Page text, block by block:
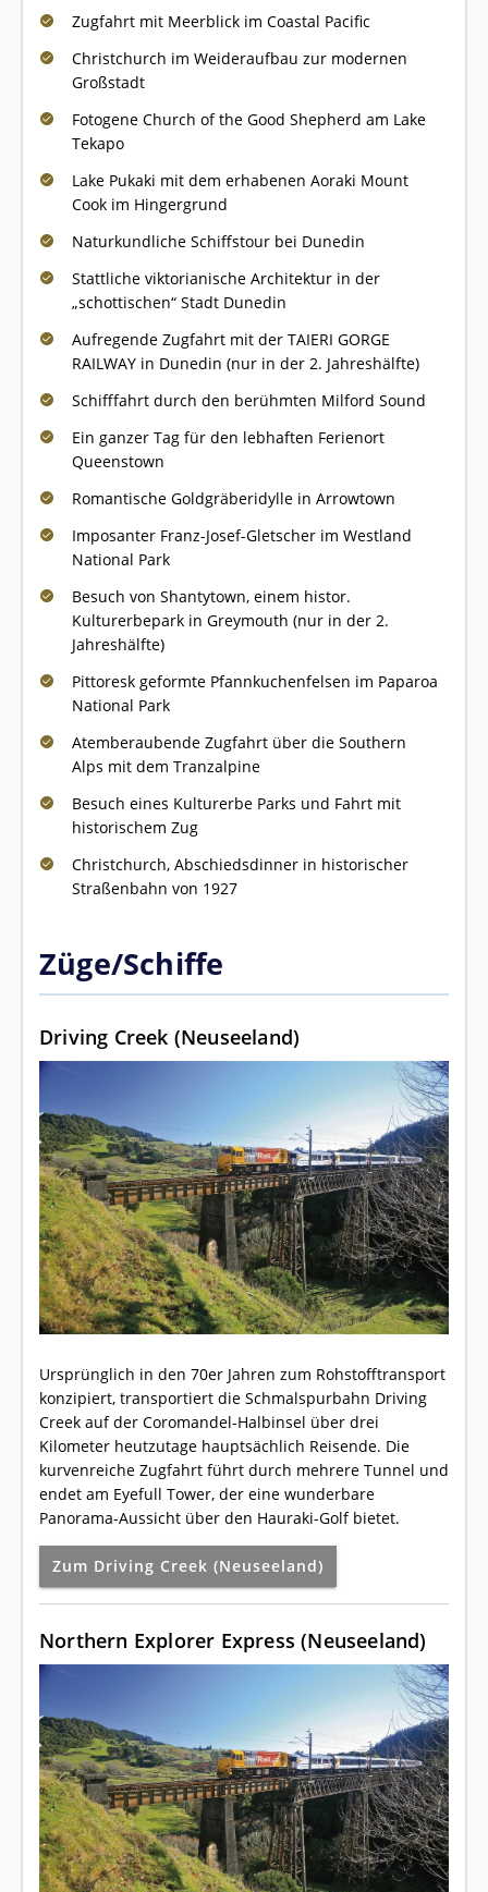
Zugfahrt mit Meerblick im Coastal Pacific
Christchurch im Weideraufbau zur modernen
Großstadt
Fotogene Church of the Good Shepherd am Lake
Tekapo
Lake Pukaki mit dem erhabenen Aoraki Mount
Cook im Hingergrund
Naturkundliche Schiffstour bei Dunedin
Stattliche viktorianische Architektur in der
„schottischen“ Stadt Dunedin
Aufregende Zugfahrt mit der TAIERI GORGE
RAILWAY in Dunedin (nur in der 2. Jahreshälfte)
Schifffahrt durch den berühmten Milford Sound
Ein ganzer Tag für den lebhaften Ferienort
Queenstown
Romantische Goldgräberidylle in Arrowtown
Imposanter Franz-Josef-Gletscher im Westland
National Park
Besuch von Shantytown, einem histor.
Kulturerbepark in Greymouth (nur in der 2.
Jahreshälfte)
Pittoresk geformte Pfannkuchenfelsen im Paparoa
National Park
Atemberaubende Zugfahrt über die Southern
Alps mit dem Tranzalpine
Besuch eines Kulturerbe Parks und Fahrt mit
historischem Zug
Christchurch, Abschiedsdinner in historischer
Straßenbahn von 1927
Züge/Schiffe
Driving Creek (Neuseeland)
Ursprünglich in den 70er Jahren zum Rohstofftransport
konzipiert, transportiert die Schmalspurbahn Driving
Creek auf der Coromandel-Halbinsel über drei
Kilometer heutzutage hauptsächlich Reisende. Die
kurvenreiche Zugfahrt führt durch mehrere Tunnel und
endet am Eyefull Tower, der eine wunderbare
Panorama-Aussicht über den Hauraki-Golf bietet.
Zum Driving Creek (Neuseeland)
Northern Explorer Express (Neuseeland)